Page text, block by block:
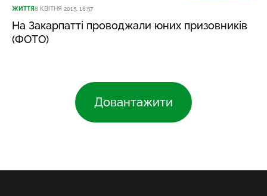
ЖИТТЯ8 КВІТНЯ 2015, 18:57
На Закарпатті проводжали юних призовників
(ФОТО)
Довантажити